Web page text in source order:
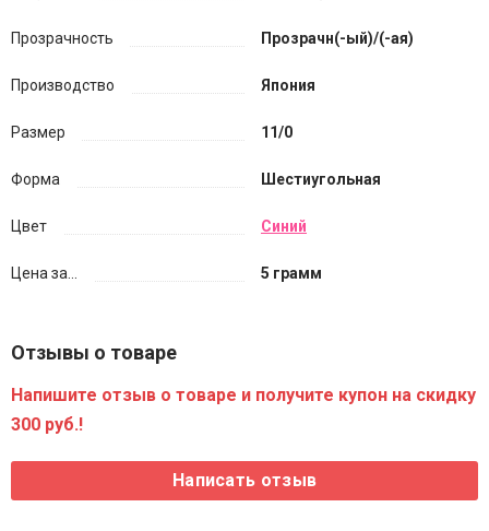
Прозрачность Прозрачн(-ый)/(-ая)
Производство Япония
Размер 11/0
Форма Шестиугольная
Цвет Синий
Цена за... 5 грамм
Отзывы о товаре
Напишите отзыв о товаре и получите купон на скидку
300 руб.!